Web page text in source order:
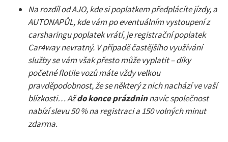
Na rozdíl od AJO, kde si poplatkem předplácíte jízdy, a
AUTONAPŮL, kde vám po eventuálním vystoupení z
carsharingu poplatek vrátí, je registrační poplatek
Car4way nevratný. V případě častějšího využívání
služby se vám však přesto může vyplatit – díky
početné flotile vozů máte vždy velkou
pravděpodobnost, že se některý z nich nachází ve vaší
blízkosti… Aždo konce prázdninnavíc společnost
nabízí slevu 50 % na registraci a 150 volných minut
zdarma.